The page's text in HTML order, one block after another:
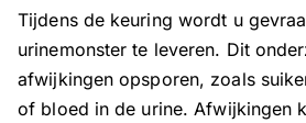
Tijdens de keuring wordt u
urinemonster te leveren. Dit
afwijkingen opsporen, zoals
of bloed in de urine. Afwijkingen